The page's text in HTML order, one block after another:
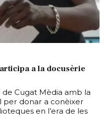
a la docusèrie
Cugat Mèdia amb la
per donar a conèixer
en l’era de les